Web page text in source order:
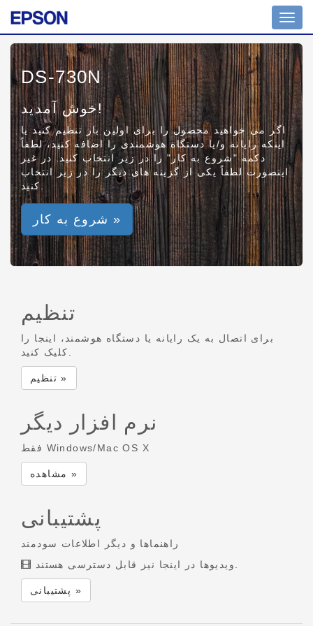
DS-730N
خوش آمدید!
اگر می خواهید محصول را برای اولین بار تنظیم کنید یا
اینکه رایانه و/یا دستگاه هوشمندی را اضافه کنید، لطفاً
دکمه "شروع به کار" را در زیر انتخاب کنید. در غیر
اینصورت لطفاً یکی از گزینه های دیگر را در زیر انتخاب
شروع به کار »
تنظیم
برای اتصال به یک رایانه یا دستگاه هوشمند، اینجا را
تنظیم »
نرم افزار دیگر
فقط Windows/Mac OS X
مشاهده »
پشتیبانی
راهنماها و دیگر اطلاعات سودمند
پشتیبانی »